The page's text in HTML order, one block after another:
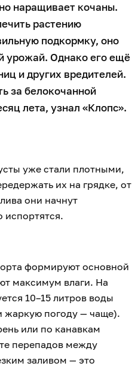
наращивает кочаны.
растению
подкормку, оно
урожай. Однако его ещё
и других вредителей.
за белокочанной
лета, узнал «Клопс».
уже стали плотными,
их на грядке, от
они начнут
испортятся.
формируют основной
максимум влаги. На
10–15 литров воды
жаркую погоду — чаще).
или по канавкам
перепадов между
заливом — это